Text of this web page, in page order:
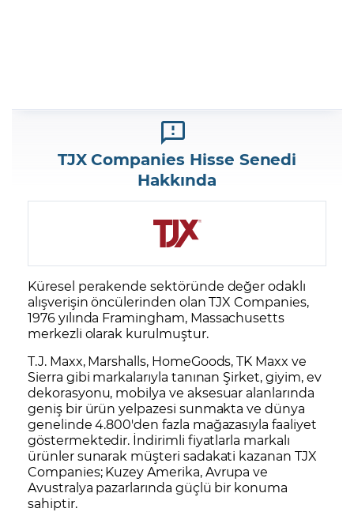
TJX Companies Hisse Senedi
Hakkında
Küresel perakende sektöründe değer odaklı
alışverişin öncülerinden olan TJX Companies,
1976 yılında Framingham, Massachusetts
merkezli olarak kurulmuştur.
T.J. Maxx, Marshalls, HomeGoods, TK Maxx ve
Sierra gibi markalarıyla tanınan Şirket, giyim, ev
dekorasyonu, mobilya ve aksesuar alanlarında
geniş bir ürün yelpazesi sunmakta ve dünya
genelinde 4.800'den fazla mağazasıyla faaliyet
göstermektedir. İndirimli fiyatlarla markalı
ürünler sunarak müşteri sadakati kazanan TJX
Companies; Kuzey Amerika, Avrupa ve
Avustralya pazarlarında güçlü bir konuma
sahiptir.